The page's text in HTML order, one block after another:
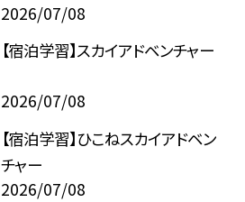
2026/07/08
【宿泊学習】スカイアドベンチャー
2026/07/08
【宿泊学習】ひこねスカイアドベン
チャー
2026/07/08